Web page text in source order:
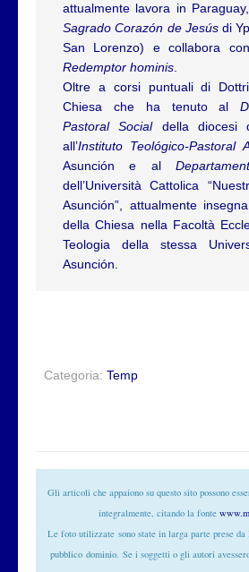
attualmente lavora in
Sagrado Corazón de Jesúsdi
San Lorenzo) e collabora
Redemptor hominis.
Oltre a corsi puntuali di
Chiesa che ha tenuto al
Pastoral Socialdella diocesi
all’Instituto Teológico-Pastoral
Asunción e al
dell’Università Cattolica “
Asunción”, attualmente
della Chiesa nella Facoltà
Teologia della stessa
Asunción.
Categoria: Temp
Gli articoli che appaiono su questo sito possono
integralmente, citando la fonte
Le foto utilizzate sono state in larga parte prese
pubblico dominio. Se i soggetti o gli autori